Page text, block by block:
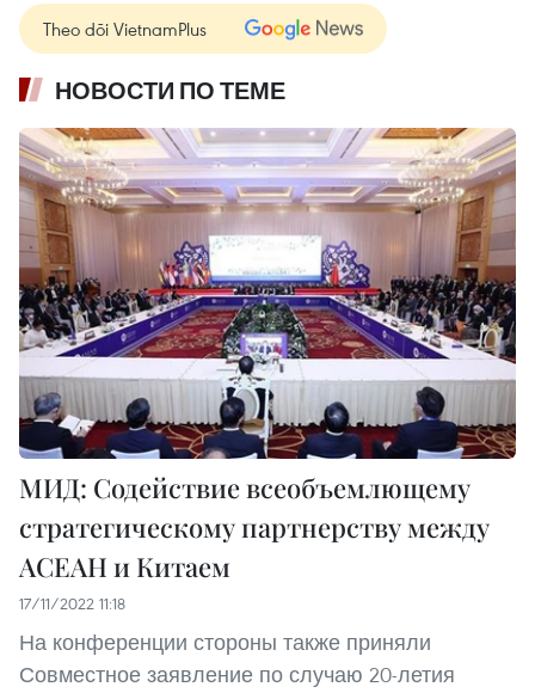
Theo dõi VietnamPlus
НОВОСТИ ПО ТЕМЕ
МИД: Содействие всеобъемлющему
стратегическому партнерству между
АСЕАН и Китаем
17/11/2022 11:18
На конференции стороны также приняли
Совместное заявление по случаю 20-летия